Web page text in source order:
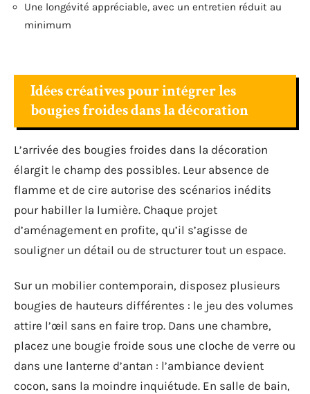
Une longévité appréciable, avec un entretien réduit au
minimum
Idées créatives pour intégrer les
bougies froides dans la décoration
L’arrivée des bougies froides dans la décoration
élargit le champ des possibles. Leur absence de
flamme et de cire autorise des scénarios inédits
pour habiller la lumière. Chaque projet
d’aménagement en profite, qu’il s’agisse de
souligner un détail ou de structurer tout un espace.
Sur un mobilier contemporain, disposez plusieurs
bougies de hauteurs différentes : le jeu des volumes
attire l’œil sans en faire trop. Dans une chambre,
placez une bougie froide sous une cloche de verre ou
dans une lanterne d’antan : l’ambiance devient
cocon, sans la moindre inquiétude. En salle de bain,